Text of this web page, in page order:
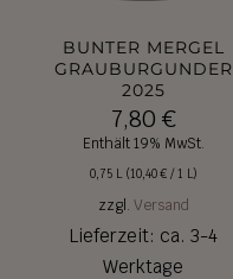
BUNTER MERGEL
GRAUBURGUNDER
2025
7,80 €
Enthält 19% MwSt.
0,75 L (10,40€/ 1 L)
zzgl. Versand
Lieferzeit: ca. 3-4
Werktage